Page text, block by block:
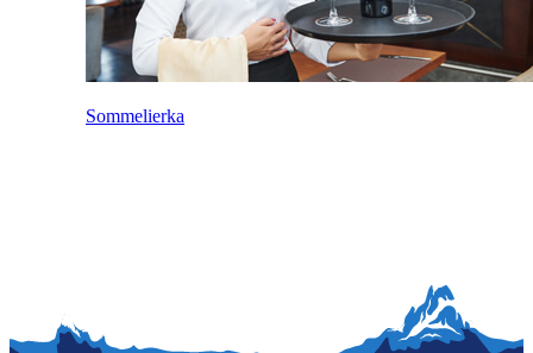
Sommelierka